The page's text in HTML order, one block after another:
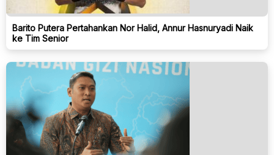
Barito Putera Pertahankan Nor Halid, Annur Hasnuryadi Naik
ke Tim Senior